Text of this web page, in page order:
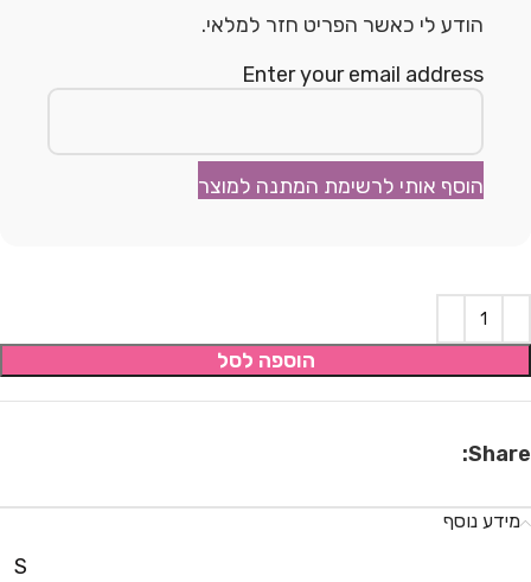
הודע לי כאשר הפריט חזר למלאי.
Enter your email address
הוסף אותי לרשימת המתנה למוצר
הוספה לסל
Share:
מידע נוסף
S